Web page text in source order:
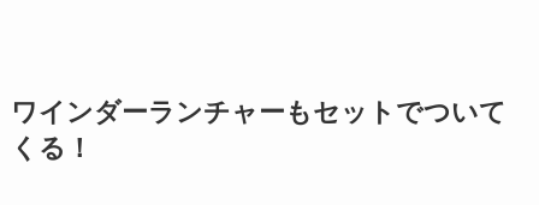
ワインダーランチャーもセットでついて
くる！